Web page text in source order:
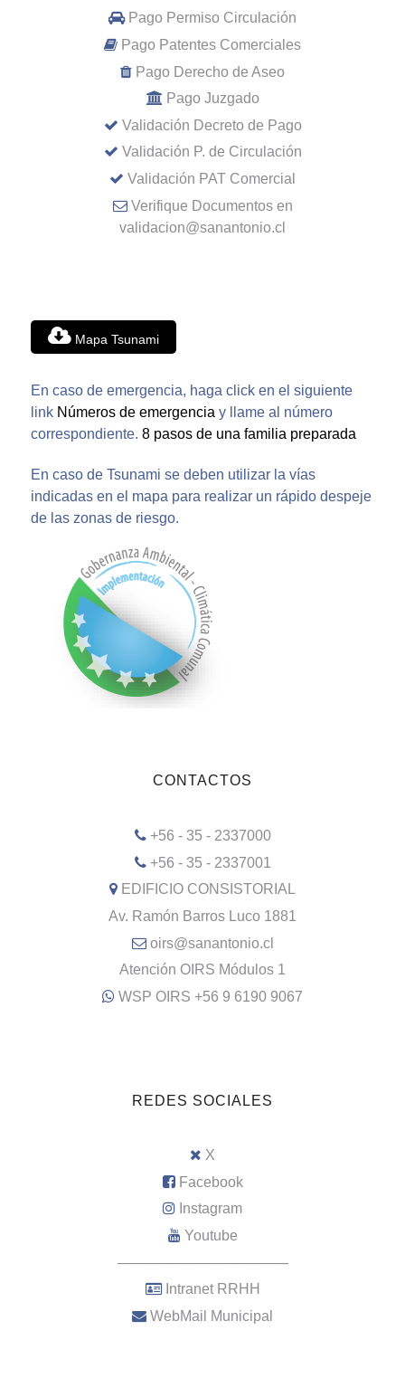
Pago Permiso Circulación
Pago Patentes Comerciales
Pago Derecho de Aseo
Pago Juzgado
Validación Decreto de Pago
Validación P. de Circulación
Validación PAT Comercial
Verifique Documentos en
validacion@sanantonio.cl
Mapa Tsunami
En caso de emergencia, haga click en el siguiente
link Números de emergencia y llame al número
correspondiente. 8 pasos de una familia preparada
En caso de Tsunami se deben utilizar la vías
indicadas en el mapa para realizar un rápido despeje
de las zonas de riesgo.
CONTACTOS
+56 - 35 - 2337000
+56 - 35 - 2337001
EDIFICIO CONSISTORIAL
Av. Ramón Barros Luco 1881
oirs@sanantonio.cl
Atención OIRS Módulos 1
WSP OIRS +56 9 6190 9067
REDES SOCIALES
X
Facebook
Instagram
Youtube
–––––––––––––––––––––
Intranet RRHH
WebMail Municipal